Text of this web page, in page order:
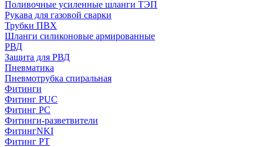
Поливочные усиленные шланги ТЭП
Рукава для газовой сварки
Трубки ПВХ
Шланги силиконовые армированные
РВД
Защита для РВД
Пневматика
Пневмотрубка спиральная
Фитинги
Фитинг PUC
Фитинг PC
Фитинги-разветвители
ФитингNKI
Фитинг РТ